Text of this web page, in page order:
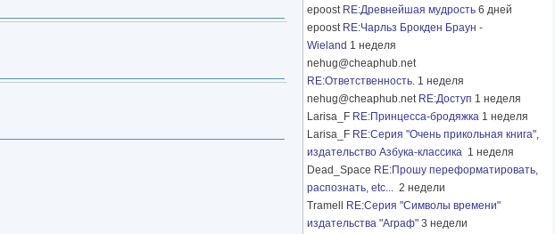
epoost RE:Древнейшая мудрость 6 дней
epoost RE:Чарльз Брокден Браун -
Wieland 1 неделя
nehug@cheaphub.net
RE:Ответственность. 1 неделя
nehug@cheaphub.net RE:Доступ 1 неделя
Larisa_F RE:Принцесса-бродяжка 1 неделя
Larisa_F RE:Серия "Очень прикольная книга",
издательство Азбука-классика 1 неделя
Dead_Space RE:Прошу переформатировать,
распознать, etc... 2 недели
Tramell
RE:Серия "Символы времени"
издательства "Аграф" 3 недели